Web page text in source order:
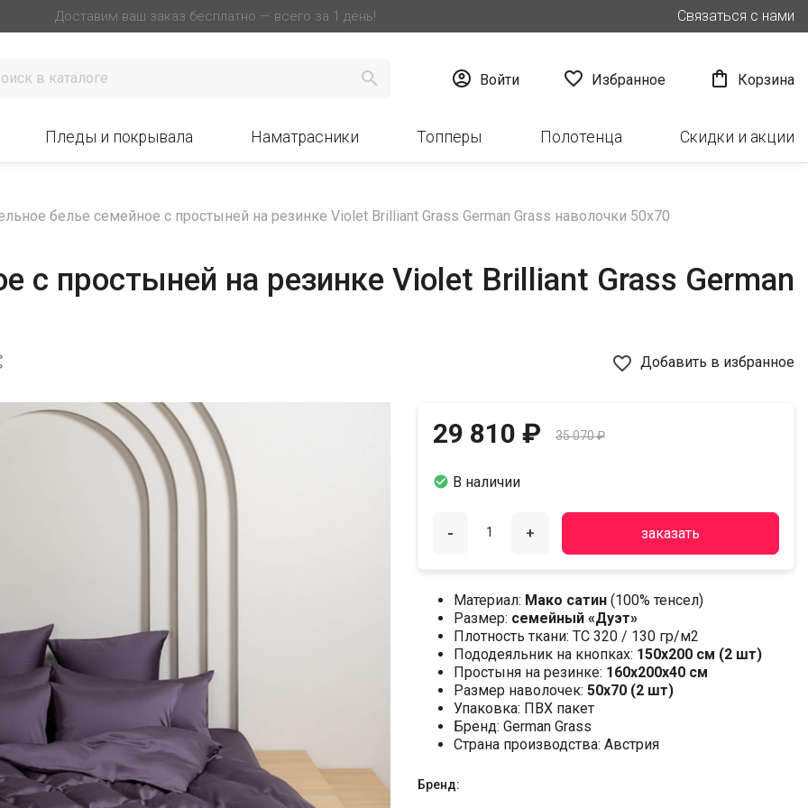
Доставим ваш заказ бесплатно — всего за 1 день! Связаться с нами
  Войти  Избранное  Корзина
Пледы и покрывала Наматрасники Топперы Полотенца Скидки и акции
белье семейное с простыней на резинке Violet Brilliant Grass German Grass наволочки 50х70
с простыней на резинке Violet Brilliant Grass German
favorite_border Добавить в избранное
29 810 ₽ 35 070 ₽
 В наличии
- + заказать
Материал: Мако сатин (100% тенсел)
Размер: семейный «Дуэт»
Плотность ткани: ТС 320 / 130 гр/м2
Пододеяльник на кнопках: 150х200 см (2 шт)
Простыня на резинке: 160х200х40 см
Размер наволочек: 50x70 (2 шт)
Упаковка: ПВХ пакет
Бренд: German Grass
Страна производства: Австрия
Бренд: